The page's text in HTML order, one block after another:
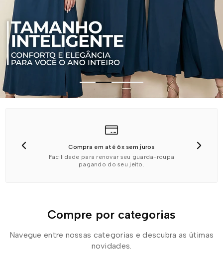
5% OFF no PIX
Economize mais aproveitando o desconto
exclusivo no pagamento à vista.
Compre por categorias
Navegue entre nossas categorias e descubra as útimas
novidades.